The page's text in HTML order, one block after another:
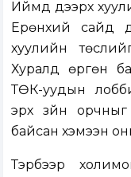
Иймд дээрх
Ерөнхий сайд
хуулийн
Хуралд өргөн
ТӨК-уудын
эрх зүйн
байсан хэмээн
Тэрбээр